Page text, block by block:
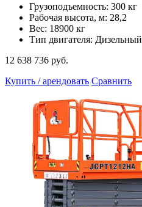
Грузоподъемность: 300 кг
Рабочая высота, м: 28,2
Вес: 18900 кг
Тип двигателя: Дизельный
12 638 736 руб.
Купить / арендовать Сравнить